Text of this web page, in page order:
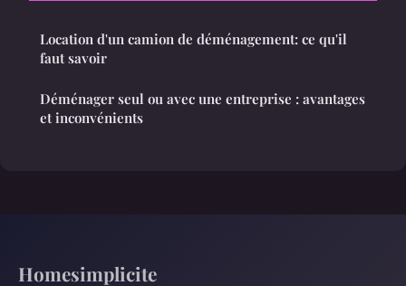
Location d'un camion de déménagement: ce qu'il
faut savoir
Déménager seul ou avec une entreprise : avantages
et inconvénients
Homesimplicite